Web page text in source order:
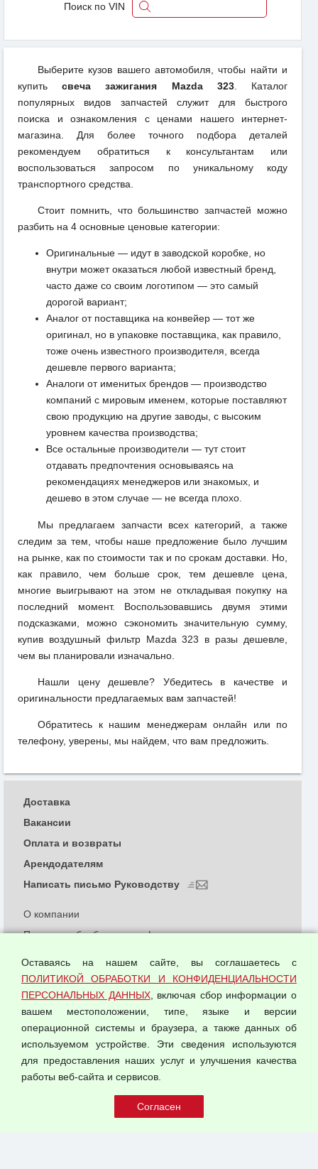
Поиск по VIN
Выберите кузов вашего автомобиля, чтобы найти и
купитьсвеча зажигания Mazda 323. Каталог
популярных видов запчастей служит для быстрого
поиска и ознакомления с ценами нашего интернет-
магазина. Для более точного подбора деталей
рекомендуем обратиться к консультантам или
воспользоваться запросом по уникальному коду
транспортного средства.
Стоит помнить, что большинство запчастей можно
разбить на 4 основные ценовые категории:
Оригинальные — идут в заводской коробке, но
внутри может оказаться любой известный бренд,
часто даже со своим логотипом — это самый
дорогой вариант;
Аналог от поставщика на конвейер — тот же
оригинал, но в упаковке поставщика, как правило,
тоже очень известного производителя, всегда
дешевле первого варианта;
Аналоги от именитых брендов — производство
компаний с мировым именем, которые поставляют
свою продукцию на другие заводы, с высоким
уровнем качества производства;
Все остальные производители — тут стоит
отдавать предпочтения основываясь на
рекомендациях менеджеров или знакомых, и
дешево в этом случае — не всегда плохо.
Мы предлагаем запчасти всех категорий, а также
следим за тем, чтобы наше предложение было лучшим
на рынке, как по стоимости так и по срокам доставки. Но,
как правило, чем больше срок, тем дешевле цена,
многие выигрывают на этом не откладывая покупку на
последний момент. Воспользовавшись двумя этими
подсказками, можно сэкономить значительную сумму,
купив воздушный фильтр Mazda 323 в разы дешевле,
чем вы планировали изначально.
Нашли цену дешевле? Убедитесь в качестве и
оригинальности предлагаемых вам запчастей!
Обратитесь к нашим менеджерам онлайн или по
телефону, уверены, мы найдем, что вам предложить.
© 2026 ООО "Феникс"
О компании
Политика обработки и конфиденциальности
Согласием на обработку персональных данных
Оферта оптовой купли-продажи
Публичная оферта
Доставка
Вакансии
Оплата и возвраты
Арендодателям
Написать письмо Руководству
Оставаясь на нашем сайте, вы соглашаетесь с
ПОЛИТИКОЙ ОБРАБОТКИ И КОНФИДЕНЦИАЛЬНОСТИ
ПЕРСОНАЛЬНЫХ ДАННЫХ, включая сбор информации о
вашем местоположении, типе, языке и версии
операционной системы и браузера, а также данных об
используемом устройстве. Эти сведения используются
для предоставления наших услуг и улучшения качества
работы веб-сайта и сервисов.